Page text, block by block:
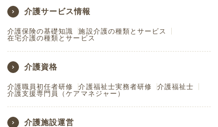
介護サービス情報
介護保険の基礎知識
施設介護の種類とサービス
在宅介護の種類とサービス
介護資格
介護職員初任者研修 介護福祉士実務者研修
介護福祉士
介護支援専門員（ケアマネジャー）
介護施設運営